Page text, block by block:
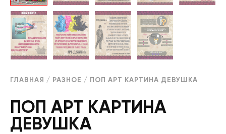
ГЛАВНАЯ / РАЗНОЕ / ПОП АРТ КАРТИНА ДЕВУШКА
ПОП АРТ КАРТИНА
ДЕВУШКА